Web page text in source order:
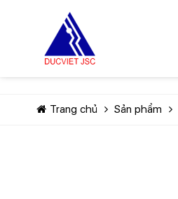
Trang chủ Sản phẩm